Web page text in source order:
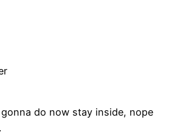
do now stay inside, nope